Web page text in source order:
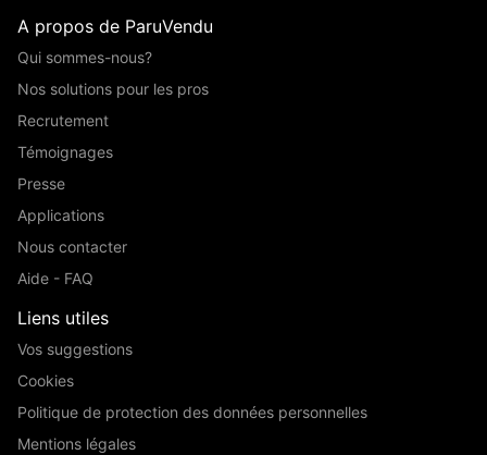
A propos de ParuVendu
Qui sommes-nous?
Nos solutions pour les pros
Recrutement
Témoignages
Presse
Applications
Nous contacter
Aide - FAQ
Liens utiles
Vos suggestions
Cookies
Politique de protection des données personnelles
Mentions légales